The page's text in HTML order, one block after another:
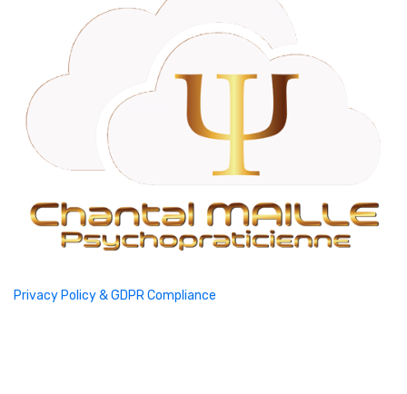
Privacy Policy & GDPR Compliance